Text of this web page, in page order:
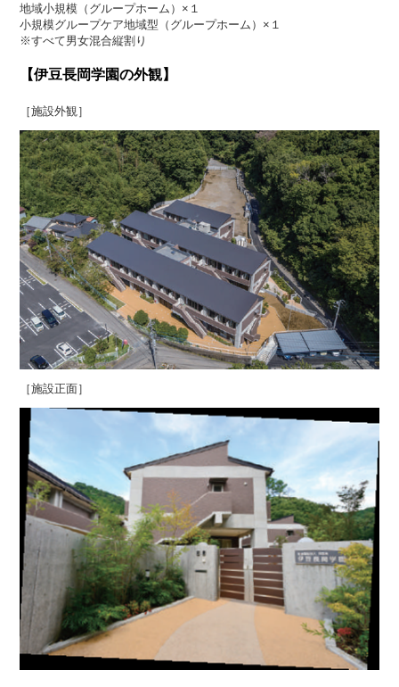
地域小規模（グループホーム）×１
小規模グループケア地域型（グループホーム）×１
※すべて男女混合縦割り
【伊豆長岡学園の外観】
［施設外観］
［施設正面］